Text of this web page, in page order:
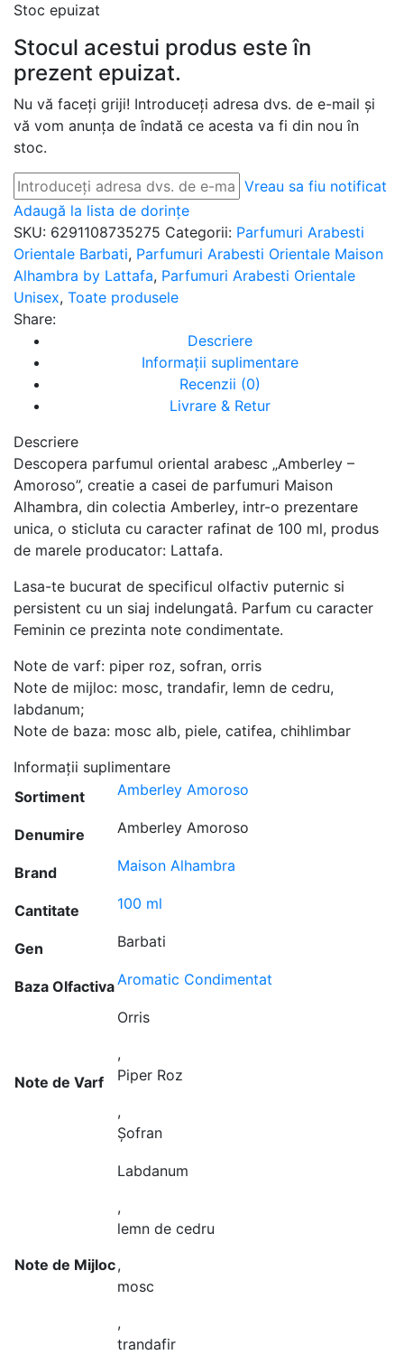
Stoc epuizat
Stocul acestui produs este în
prezent epuizat.
Nu vă faceți griji! Introduceți adresa dvs. de e-mail și
vă vom anunța de îndată ce acesta va fi din nou în
stoc.
Vreau sa fiu notificat
Adaugă la lista de dorințe
SKU: 6291108735275 Categorii: Parfumuri Arabesti
Orientale Barbati, Parfumuri Arabesti Orientale Maison
Alhambra by Lattafa, Parfumuri Arabesti Orientale
Unisex, Toate produsele
Share:
Descriere
Informații suplimentare
Recenzii (0)
Livrare & Retur
Descriere
Descopera parfumul oriental arabesc „Amberley –
Amoroso”, creatie a casei de parfumuri Maison
Alhambra, din colectia Amberley, intr-o prezentare
unica, o sticluta cu caracter rafinat de 100 ml, produs
de marele producator: Lattafa.
Lasa-te bucurat de specificul olfactiv puternic si
persistent cu un siaj indelungatâ. Parfum cu caracter
Feminin ce prezinta note condimentate.
Note de varf: piper roz, sofran, orris
Note de mijloc: mosc, trandafir, lemn de cedru,
labdanum;
Note de baza: mosc alb, piele, catifea, chihlimbar
Informații suplimentare
Sortiment
Amberley Amoroso
Denumire Amberley Amoroso
Brand Maison Alhambra
Cantitate 100 ml
Gen Barbati
Baza OlfactivaAromatic Condimentat
Note de Varf
Orris
,
Piper Roz
,
Șofran
Note de Mijloc
Labdanum
,
lemn de cedru
,
mosc
,
trandafir